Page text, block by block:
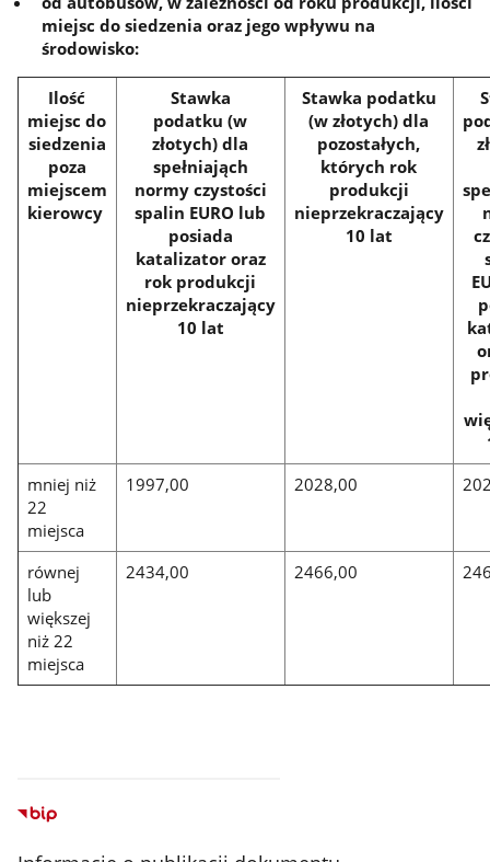
miejsc do siedzenia oraz jego wpływu na
środowisko:
Ilość
miejsc do
siedzenia
poza
miejscem
kierowcy
Stawka
podatku (w
złotych) dla
spełniająch
normy czystości
spalin EURO lub
posiada
katalizator oraz
rok produkcji
nieprzekraczający
10 lat
Stawka podatku
(w złotych) dla
pozostałych,
których rok
produkcji
nieprzekraczający
10 lat
mniej niż
22
miejsca
1997,00 2028,00
równej
lub
większej
niż 22
miejsca
2434,00 2466,00